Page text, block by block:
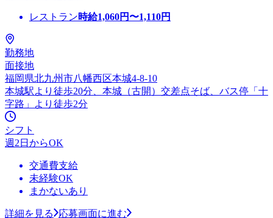
レストラン時給1,060円〜1,110円
勤務地
面接地
福岡県北九州市八幡西区本城4-8-10
本城駅より徒歩20分、本城（古開）交差点そば、バス停「十
字路」より徒歩2分
シフト
週2日からOK
交通費支給
未経験OK
まかないあり
詳細を見る
応募画面に進む